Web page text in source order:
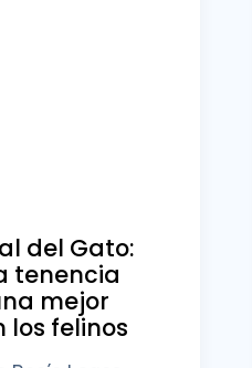
del Gato:
tenencia
mejor
los felinos